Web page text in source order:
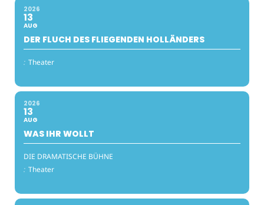
2026
13
AUG
DER FLUCH DES FLIEGENDEN HOLLÄNDERS
: Theater
2026
13
AUG
WAS IHR WOLLT
DIE DRAMATISCHE BÜHNE
: Theater